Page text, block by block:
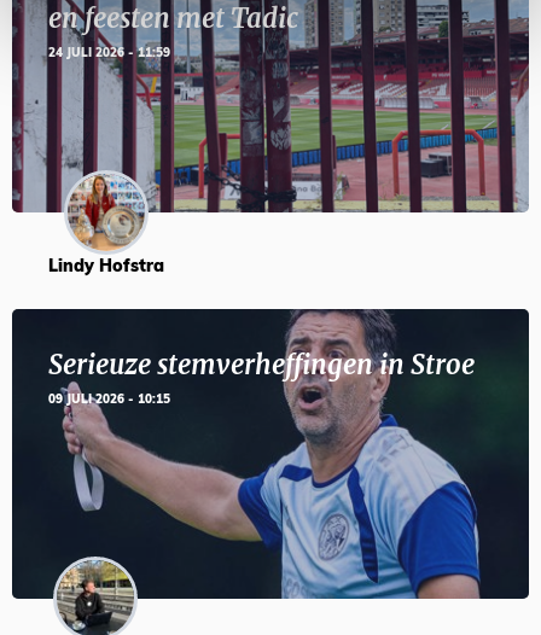
en feesten met Tadic
24 JULI 2026 - 11:59
Lindy Hofstra
Serieuze stemverheffingen in Stroe
09 JULI 2026 - 10:15